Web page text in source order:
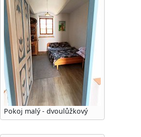
Pokoj malý - dvoulůžkový